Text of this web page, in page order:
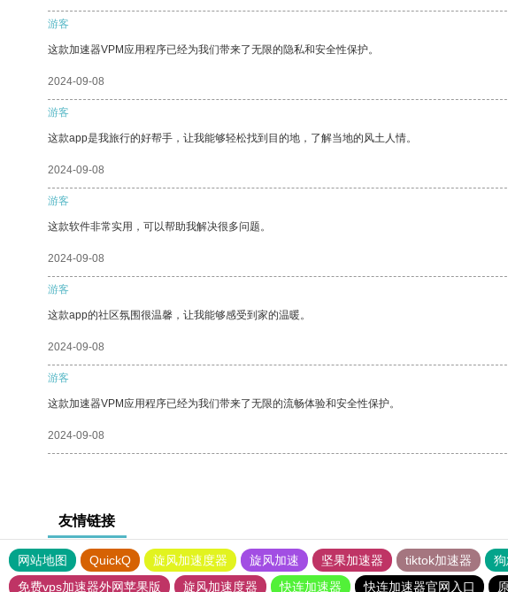
游客
这款加速器VPM应用程序已经为我们带来了无限的隐私和安全性保护。
2024-09-08
游客
这款app是我旅行的好帮手，让我能够轻松找到目的地，了解当地的风土人情。
2024-09-08
游客
这款软件非常实用，可以帮助我解决很多问题。
2024-09-08
游客
这款app的社区氛围很温馨，让我能够感受到家的温暖。
2024-09-08
游客
这款加速器VPM应用程序已经为我们带来了无限的流畅体验和安全性保护。
2024-09-08
友情链接
网站地图 QuickQ 旋风加速度器 旋风加速 坚果加速器 tiktok加速器
免费vps加速器外网苹果版
旋风加速度器 快连加速器 快连加速器官网入口